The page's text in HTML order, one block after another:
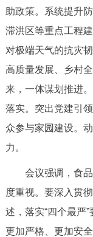
助政策。系统提升
滞洪区等重点工程
对极端天气的抗灾
高质量发展、乡村
来，一体谋划推进
落实。突出党建引
众参与家园建设。
力。
会议强调，食品
度重视。要深入贯
述，落实“四个最严
更加严格、更加安